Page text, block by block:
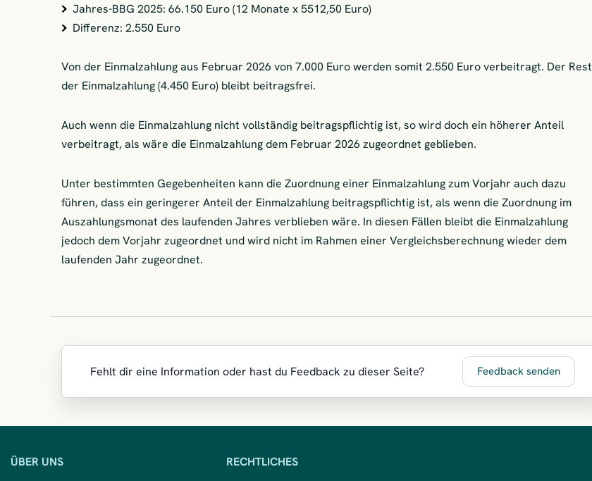
Jahres-BBG 2025: 66.150 Euro (12 Monate x 5512,50 Euro)
Differenz: 2.550 Euro
Von der Einmalzahlung aus Februar 2026 von 7.000 Euro werden somit 2.550 Euro verbeitragt. Der Rest
der Einmalzahlung (4.450 Euro) bleibt beitragsfrei.
Auch wenn die Einmalzahlung nicht vollständig beitragspflichtig ist, so wird doch ein höherer Anteil
verbeitragt, als wäre die Einmalzahlung dem Februar 2026 zugeordnet geblieben.
Unter bestimmten Gegebenheiten kann die Zuordnung einer Einmalzahlung zum Vorjahr auch dazu
führen, dass ein geringerer Anteil der Einmalzahlung beitragspflichtig ist, als wenn die Zuordnung im
Auszahlungsmonat des laufenden Jahres verblieben wäre. In diesen Fällen bleibt die Einmalzahlung
jedoch dem Vorjahr zugeordnet und wird nicht im Rahmen einer Vergleichsberechnung wieder dem
laufenden Jahr zugeordnet.
Fehlt dir eine Information oder hast du Feedback zu dieser Seite? Feedback senden
sind
ÜBER UNS RECHTLICHES